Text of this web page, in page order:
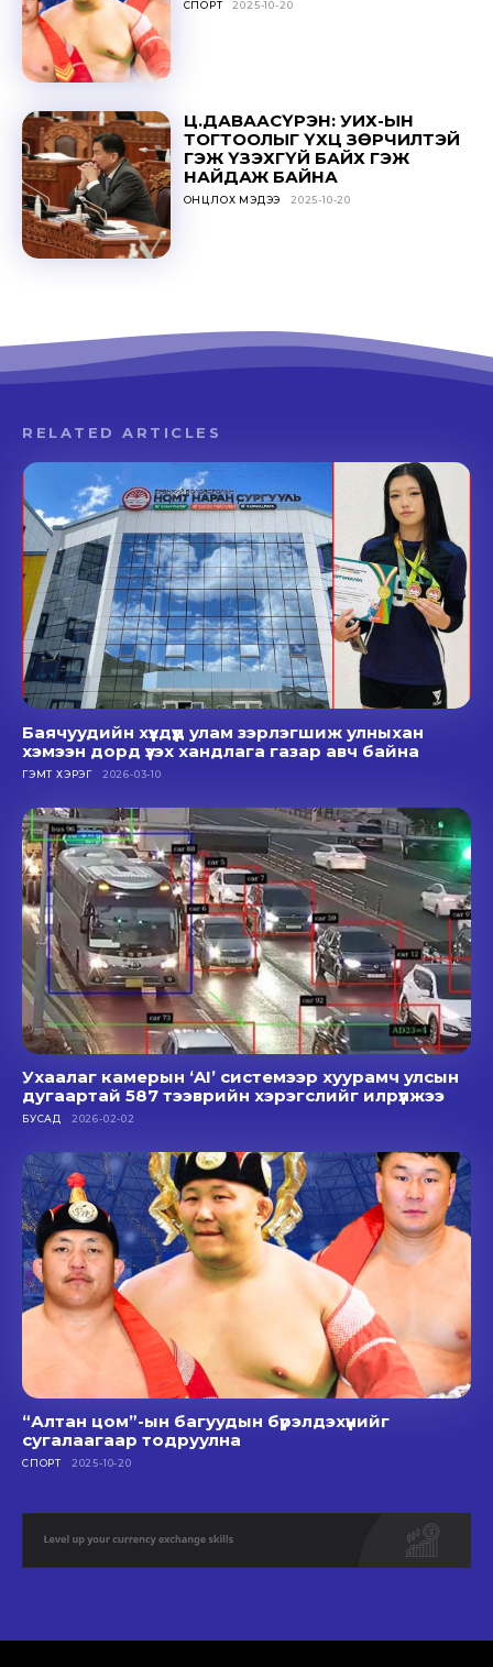
СПОРТ 2025-10-20
Ц.ДАВААСҮРЭН: УИХ-ЫН
ТОГТООЛЫГ ҮХЦ ЗӨРЧИЛТЭЙ
ГЭЖ ҮЗЭХГҮЙ БАЙХ ГЭЖ
НАЙДАЖ БАЙНА
ОНЦЛОХ МЭДЭЭ 2025-10-20
RELATED ARTICLES
Баячуудийн хүүхдүүд улам зэрлэгшиж улныхан
хэмээн дорд үзэх хандлага газар авч байна
ГЭМТ ХЭРЭГ 2026-03-10
Ухаалаг камерын ‘AI’ системээр хуурамч улсын
дугаартай 587 тээврийн хэрэгслийг илрүүлжээ
БУСАД 2026-02-02
“Алтан цом”-ын багуудын бүрэлдэхүүнийг
сугалаагаар тодруулна
СПОРТ 2025-10-20